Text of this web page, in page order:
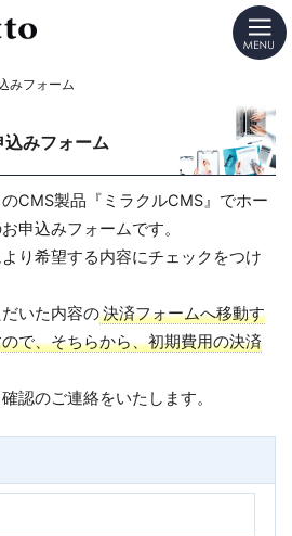
込みフォーム
みフォーム
（レスポンシブ対応）ならSEOに強いアレグレット
対応）ならSEO・反響アップにこだわるミラクル
CMS製品『ミラクルCMS』でホー
申込みフォームです。
り希望する内容にチェックをつけ
いた内容の決済フォームへ移動す
で、そちらから、初期費用の決済
認のご連絡をいたします。
みフォーム